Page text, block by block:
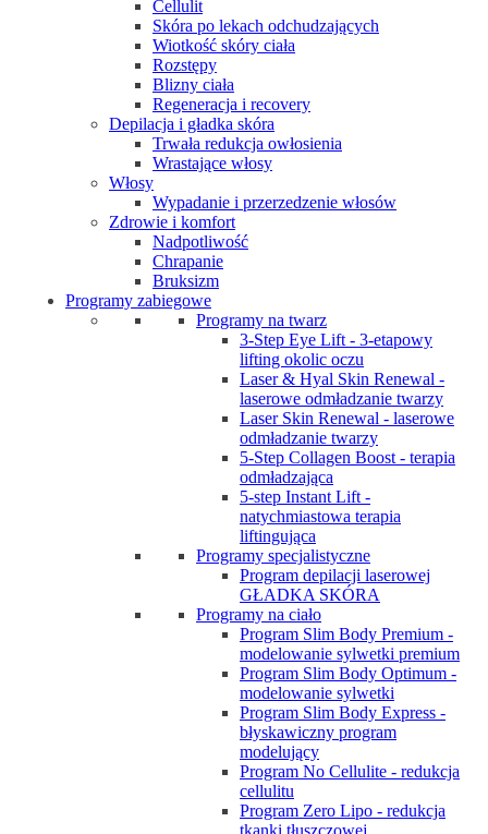
Cellulit
Skóra po lekach odchudzających
Wiotkość skóry ciała
Rozstępy
Blizny ciała
Regeneracja i recovery
Depilacja i gładka skóra
Trwała redukcja owłosienia
Wrastające włosy
Włosy
Wypadanie i przerzedzenie włosów
Zdrowie i komfort
Nadpotliwość
Chrapanie
Bruksizm
Programy zabiegowe
Programy na twarz
3-Step Eye Lift - 3-etapowy
lifting okolic oczu
Laser & Hyal Skin Renewal -
laserowe odmładzanie twarzy
Laser Skin Renewal - laserowe
odmładzanie twarzy
5-Step Collagen Boost - terapia
odmładzająca
5-step Instant Lift -
natychmiastowa terapia
liftingująca
Programy specjalistyczne
Program depilacji laserowej
GŁADKA SKÓRA
Programy na ciało
Program Slim Body Premium -
modelowanie sylwetki premium
Program Slim Body Optimum -
modelowanie sylwetki
Program Slim Body Express -
błyskawiczny program
modelujący
Program No Cellulite - redukcja
cellulitu
Program Zero Lipo - redukcja
tkanki tłuszczowej